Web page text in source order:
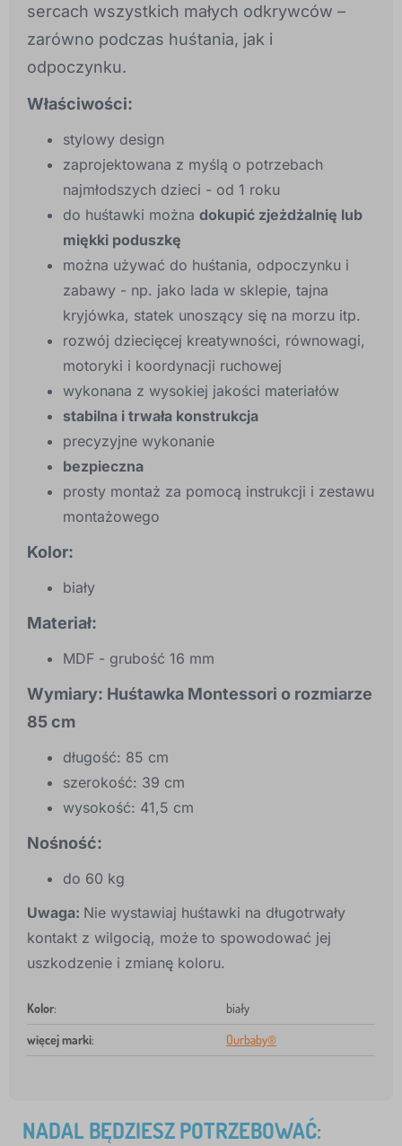
sercach wszystkich małych odkrywców –
zarówno podczas huśtania, jak i
odpoczynku.
Właściwości:
stylowy design
zaprojektowana z myślą o potrzebach
najmłodszych dzieci - od 1 roku
do huśtawki można dokupić zjeżdżalnię lub
miękki poduszkę
można używać do huśtania, odpoczynku i
zabawy - np. jako lada w sklepie, tajna
kryjówka, statek unoszący się na morzu itp.
rozwój dziecięcej kreatywności, równowagi,
motoryki i koordynacji ruchowej
wykonana z wysokiej jakości materiałów
stabilna i trwała konstrukcja
precyzyjne wykonanie
bezpieczna
prosty montaż za pomocą instrukcji i zestawu
montażowego
Kolor:
biały
Materiał:
MDF - grubość 16 mm
Wymiary: Huśtawka Montessori o rozmiarze
85 cm
długość: 85 cm
szerokość: 39 cm
wysokość: 41,5 cm
Nośność:
do 60 kg
Uwaga: Nie wystawiaj huśtawki na długotrwały
kontakt z wilgocią, może to spowodować jej
uszkodzenie i zmianę koloru.
Kolor: biały
więcej marki: Ourbaby®
NADAL BĘDZIESZ POTRZEBOWAĆ: